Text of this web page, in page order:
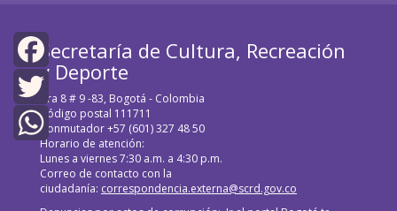
Facebook
Twitter
WhatsApp
Secretaría de Cultura, Recreación
y Deporte
Cra 8 # 9 -83, Bogotá - Colombia
Código postal 111711
Conmutador +57 (601) 327 48 50
Horario de atención:
Lunes a viernes 7:30 a.m. a 4:30 p.m.
Correo de contacto con la
ciudadanía: correspondencia.externa@scrd.gov.co